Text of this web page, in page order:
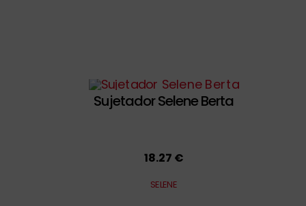
Sujetador Selene Berta
18.27 €
SELENE